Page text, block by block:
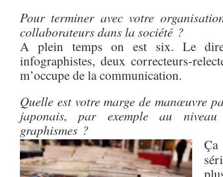
Pour terminer avec votre
collaborateurs dans la société ?
A plein temps on est six. Le
infographistes, deux correcteurs-
m’occupe de la communication.
Quelle est votre marge de manœuvre
japonais, par exemple au
graphismes ?